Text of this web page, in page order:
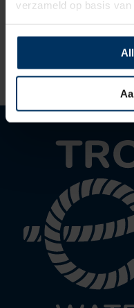
verzameld op basis
€